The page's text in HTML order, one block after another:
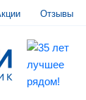
Отзывы